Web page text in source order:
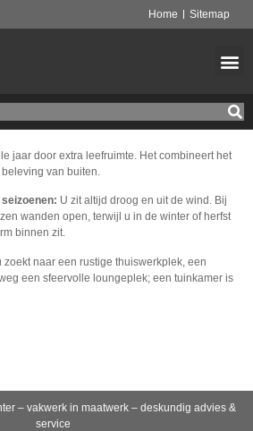
Home Sitemap
jaar door extra leefruimte. Het combineert het
van buiten.
U zit altijd droog en uit de wind. Bij
wanden open, terwijl u in de winter of herfst
binnen zit.
zoekt naar een rustige thuiswerkplek, een
een sfeervolle loungeplek; een tuinkamer is
– vakwerk in maatwerk – deskundig advies &
service